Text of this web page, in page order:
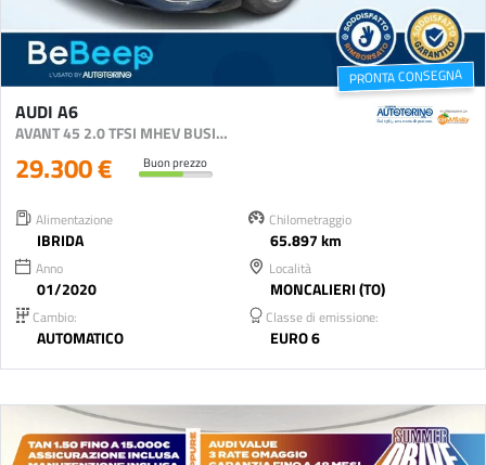
PRONTA CONSEGNA
AUDI A6
AVANT 45 2.0 TFSI MHEV BUSINESS QUATTRO S-TRONI
29.300 € Buon prezzo
Alimentazione
IBRIDA
Chilometraggio
65.897 km
Anno
01/2020
Località
MONCALIERI (TO)
Cambio:
AUTOMATICO
Classe di emissione:
EURO 6